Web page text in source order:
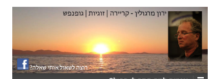
↓
SKIP
TO
MAIN
CONTENT